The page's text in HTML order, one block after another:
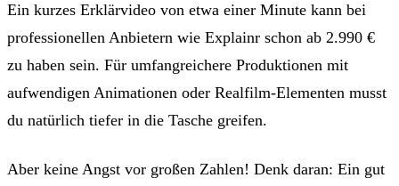
Ein kurzes Erklärvideo von etwa einer Minute kann bei
professionellen Anbietern wie Explainr schon ab 2.990 €
zu haben sein. Für umfangreichere Produktionen mit
aufwendigen Animationen oder Realfilm-Elementen musst
du natürlich tiefer in die Tasche greifen.
Aber keine Angst vor großen Zahlen! Denk daran: Ein gut